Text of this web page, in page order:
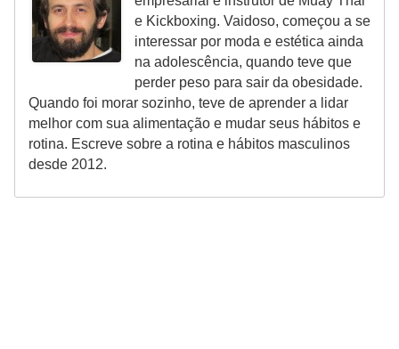
e Kickboxing. Vaidoso, começou a se
interessar por moda e estética ainda
na adolescência, quando teve que
perder peso para sair da obesidade.
Quando foi morar sozinho, teve de aprender a lidar
melhor com sua alimentação e mudar seus hábitos e
rotina. Escreve sobre a rotina e hábitos masculinos
desde 2012.